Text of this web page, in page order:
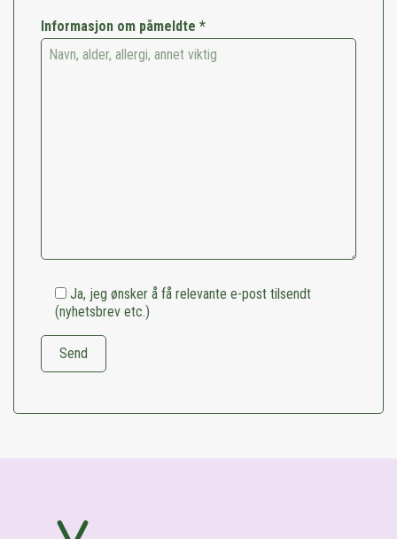
Informasjon om påmeldte *
Ja, jeg ønsker å få relevante e-post tilsendt
(nyhetsbrev etc.)